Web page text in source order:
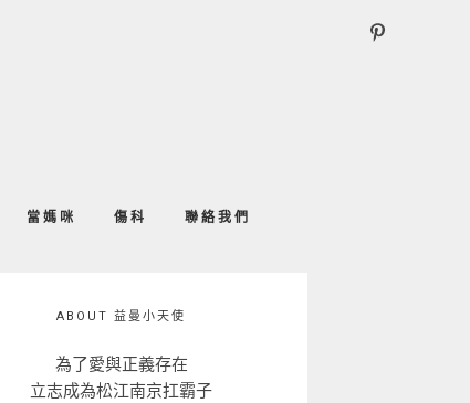
當媽咪 傷科 聯絡我們
ABOUT 益曼小天使
為了愛與正義存在
立志成為松江南京扛霸子